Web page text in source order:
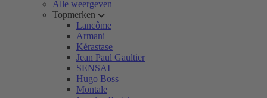
Alle weergeven
Topmerken
Lancôme
Armani
Kérastase
Jean Paul Gaultier
SENSAI
Hugo Boss
Montale